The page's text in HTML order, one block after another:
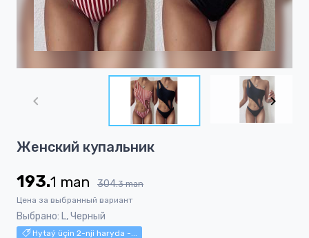
1
5
Женский купальник
193.1 man 304.3 man
Цена за выбранный вариант
Выбрано: L, Черный
Hytaý üçin 2-nji haryda -...